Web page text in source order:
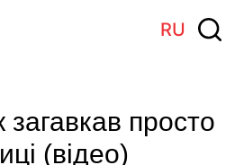
RU
просто
(відео)